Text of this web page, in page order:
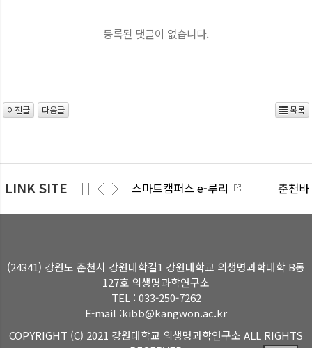
등록된 댓글이 없습니다.
이전글 다음글 목록
LINK SITE 스마트캠퍼스 e-루리 춘천
(24341) 강원도 춘천시 강원대학길1 강원대학교 의생명과학대학 B동
127호 의생명과학연구소
TEL : 033-250-7262
E-mail :kibb@kangwon.ac.kr
COPYRIGHT (C) 2021 강원대학교 의생명과학연구소 ALL RIGHTS